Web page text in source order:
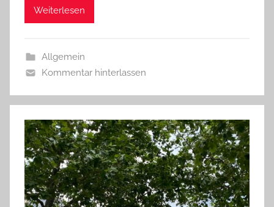
Weiterlesen
Allgemein
Kommentar hinterlassen